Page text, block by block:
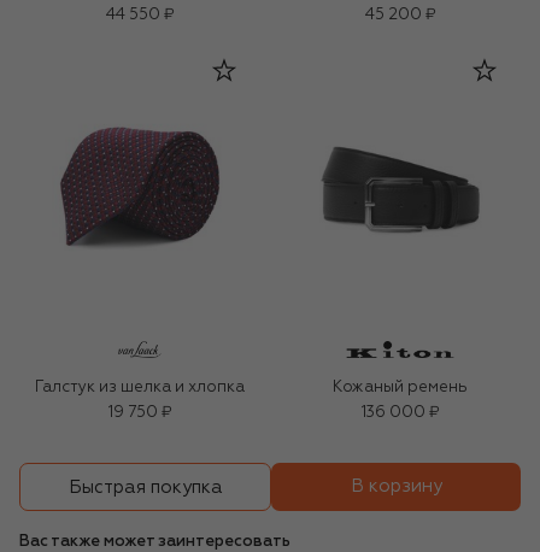
44 550 ₽
45 200 ₽
Галстук из шелка и хлопка
19 750 ₽
Кожаный ремень
136 000 ₽
Быстрая покупка В корзину
Вас также может заинтересовать